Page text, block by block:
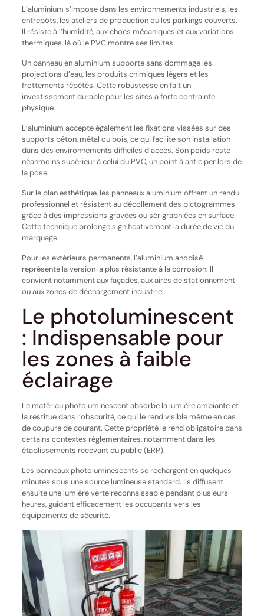
L’aluminium s’impose dans les environnements industriels, les
entrepôts, les ateliers de production ou les parkings couverts.
Il résiste à l’humidité, aux chocs mécaniques et aux variations
thermiques, là où le PVC montre ses limites.
Un panneau en aluminium supporte sans dommage les
projections d’eau, les produits chimiques légers et les
frottements répétés. Cette robustesse en fait un
investissement durable pour les sites à forte contrainte
physique.
L’aluminium accepte également les fixations vissées sur des
supports béton, métal ou bois, ce qui facilite son installation
dans des environnements difficiles d’accès. Son poids reste
néanmoins supérieur à celui du PVC, un point à anticiper lors de
la pose.
Sur le plan esthétique, les panneaux aluminium offrent un rendu
professionnel et résistent au décollement des pictogrammes
grâce à des impressions gravées ou sérigraphiées en surface.
Cette technique prolonge significativement la durée de vie du
marquage.
Pour les extérieurs permanents, l’aluminium anodisé
représente la version la plus résistante à la corrosion. Il
convient notamment aux façades, aux aires de stationnement
ou aux zones de déchargement industriel.
Le photoluminescent
: Indispensable pour
les zones à faible
éclairage
Le matériau photoluminescent absorbe la lumière ambiante et
la restitue dans l’obscurité, ce qui le rend visible même en cas
de coupure de courant. Cette propriété le rend obligatoire dans
certains contextes réglementaires, notamment dans les
établissements recevant du public (ERP).
Les panneaux photoluminescents se rechargent en quelques
minutes sous une source lumineuse standard. Ils diffusent
ensuite une lumière verte reconnaissable pendant plusieurs
heures, guidant efficacement les occupants vers les
équipements de sécurité.